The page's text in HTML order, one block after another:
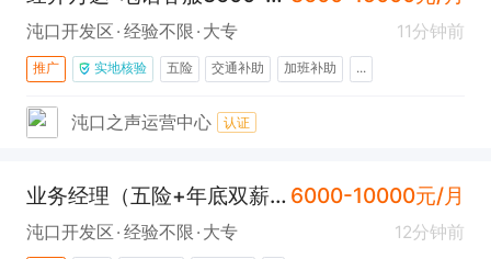
沌口开发区 经验不限 大专 11分钟前
推广 实地核验 五险 交通补助 加班补助 ...
沌口之声运营中心 认证
业务经理（五险+年底双薪+海天） 6000-10000元/月
沌口开发区 经验不限 大专 12分钟前